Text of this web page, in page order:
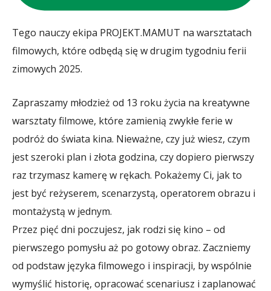
Tego nauczy ekipa PROJEKT.MAMUT na warsztatach
filmowych, które odbędą się w drugim tygodniu ferii
zimowych 2025.
Zapraszamy młodzież od 13 roku życia na kreatywne
warsztaty filmowe, które zamienią zwykłe ferie w
podróż do świata kina. Nieważne, czy już wiesz, czym
jest szeroki plan i złota godzina, czy dopiero pierwszy
raz trzymasz kamerę w rękach. Pokażemy Ci, jak to
jest być reżyserem, scenarzystą, operatorem obrazu i
montażystą w jednym.
Przez pięć dni poczujesz, jak rodzi się kino – od
pierwszego pomysłu aż po gotowy obraz. Zaczniemy
od podstaw języka filmowego i inspiracji, by wspólnie
wymyślić historię, opracować scenariusz i zaplanować